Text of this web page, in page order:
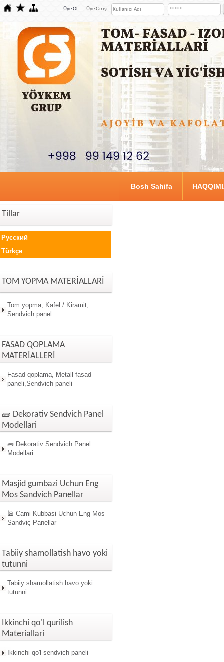
Üye Ol Üye Girişi
Bosh Sahifa
Tillar
Русский
Türkçe
TOM YOPMA MATERİALLARİ
Tom yopma, Kafel / Kiramit,
Sendvich panel
FASAD QOPLAMA
MATERİALLERİ
Fasad qoplama, Metall fasad
paneli,Sendvich paneli
🧱 Dekorativ Sendvich Panel
Modellari
🧱 Dekorativ Sendvich Panel
Modellari
Masjid gumbazi Uchun Eng
Mos Sandvich Panellar
🕌 Cami Kubbasi Uchun Eng Mos
Sandviç Panellar
Tabiiy shamollatish havo yoki
tutunni
Tabiiy shamollatish havo yoki
tutunni
Ikkinchi qo'l qurilish
Materiallari
Ikkinchi qo'l sendvich paneli